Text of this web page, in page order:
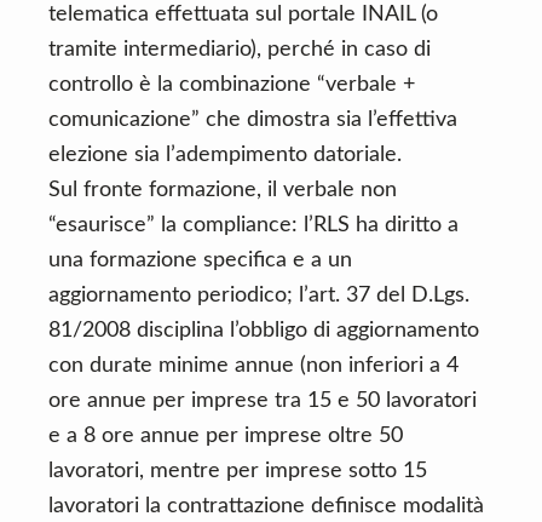
telematica effettuata sul portale INAIL (o
tramite intermediario), perché in caso di
controllo è la combinazione “verbale +
comunicazione” che dimostra sia l’effettiva
elezione sia l’adempimento datoriale.
Sul fronte formazione, il verbale non
“esaurisce” la compliance: l’RLS ha diritto a
una formazione specifica e a un
aggiornamento periodico; l’art. 37 del D.Lgs.
81/2008 disciplina l’obbligo di aggiornamento
con durate minime annue (non inferiori a 4
ore annue per imprese tra 15 e 50 lavoratori
e a 8 ore annue per imprese oltre 50
lavoratori, mentre per imprese sotto 15
lavoratori la contrattazione definisce modalità